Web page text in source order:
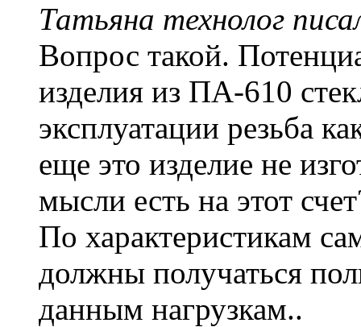
Татьяна технолог
Вопрос такой.
изделия из ПА-610
эксплуатации резьба
еще это изделие не
мысли есть на этот
По характеристикам
должны получаться
данным нагрузкам..